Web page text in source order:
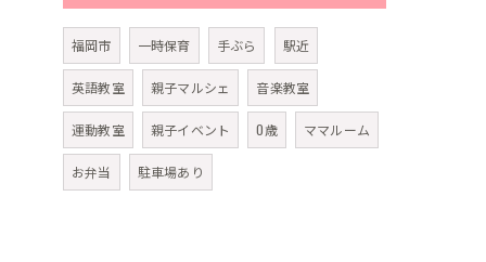
福岡市 一時保育 手ぶら 駅近
英語教室 親子マルシェ 音楽教室
運動教室 親子イベント 0歳 ママルーム
お弁当 駐車場あり